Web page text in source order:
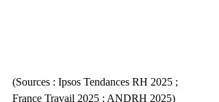
(Sources : Ipsos Tendances RH 2025 ;
France Travail 2025 ; ANDRH 2025)